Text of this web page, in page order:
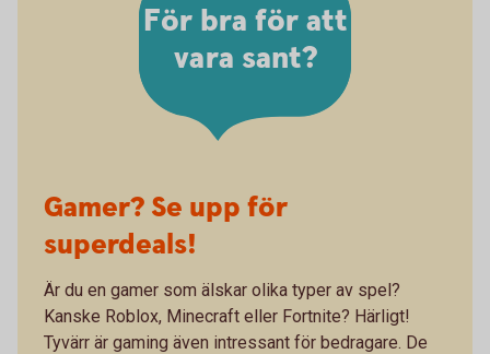
Gamer? Se upp för
superdeals!
Är du en gamer som älskar olika typer av spel?
Kanske Roblox, Minecraft eller Fortnite? Härligt!
Tyvärr är gaming även intressant för bedragare. De
För bra för att
vara sant?